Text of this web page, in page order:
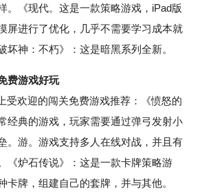
。《现代。这是一款策略游戏，iPad版
屏进行了优化，几乎不需要学习成本就
坏神：不朽》：这是暗黑系列全新。
费游戏好玩
欢迎的闯关免费游戏推荐：《愤怒的
经典的游戏，玩家需要通过弹弓发射小
。游。游戏支持多人在线对战，并且有
《炉石传说》：这是一款卡牌策略游
卡牌，组建自己的套牌，并与其他。